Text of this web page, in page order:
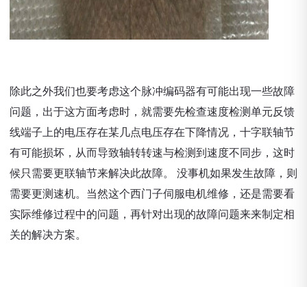
除此之外我们也要考虑这个脉冲编码器有可能出现一些故障
问题，出于这方面考虑时，就需要先检查速度检测单元反馈
线端子上的电压存在某几点电压存在下降情况，十字联轴节
有可能损坏，从而导致轴转转速与检测到速度不同步，这时
候只需要更联轴节来解决此故障。 没事机如果发生故障，则
需要更测速机。当然这个西门子伺服电机维修，还是需要看
实际维修过程中的问题，再针对出现的故障问题来来制定相
关的解决方案。